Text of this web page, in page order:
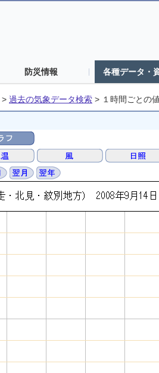
防災情報 各種データ・
> 過去の気象データ検索 > １時間ごとの